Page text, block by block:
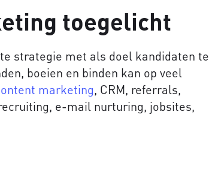
toegelicht
strategie met als doel kandidaten te
boeien en binden kan op veel
marketing, CRM, referrals,
e-mail nurturing, jobsites,